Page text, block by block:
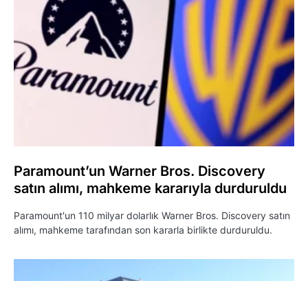
Paramount’un Warner Bros. Discovery
satın alımı, mahkeme kararıyla durduruldu
Paramount'un 110 milyar dolarlık Warner Bros. Discovery satın
alımı, mahkeme tarafından son kararla birlikte durduruldu.